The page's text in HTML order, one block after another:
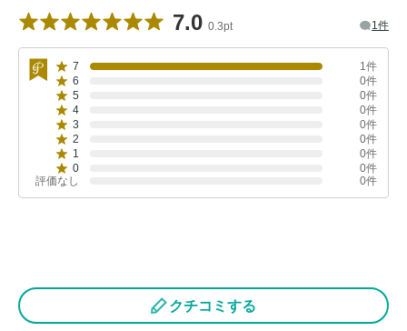
7.0 0.3pt 1件
7
1件
6
0件
5
0件
4
0件
3
0件
2
0件
1
0件
0
0件
評価なし
0件
クチコミする